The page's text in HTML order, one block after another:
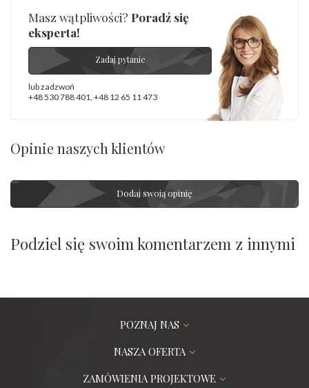
Masz wątpliwości? Poradź się
eksperta!
Zadaj pytanie
lub zadzwoń
+48 530 788 401 +48 12 65 11 473
Opinie naszych klientów
Dodaj swoją opinię
Podziel się swoim komentarzem z innymi
POZNAJ NAS
NASZA OFERTA
ZAMÓWIENIA PROJEKTOWE